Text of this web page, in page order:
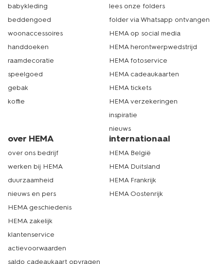
babykleding
beddengoed
woonaccessoires
handdoeken
raamdecoratie
speelgoed
gebak
koffie
lees onze folders
folder via Whatsapp ontvangen
HEMA op social media
HEMA herontwerpwedstrijd
HEMA fotoservice
HEMA cadeaukaarten
HEMA tickets
HEMA verzekeringen
inspiratie
nieuws
over HEMA
over ons bedrijf
werken bij HEMA
duurzaamheid
nieuws en pers
HEMA geschiedenis
HEMA zakelijk
klantenservice
actievoorwaarden
saldo cadeaukaart opvragen
internationaal
HEMA België
HEMA Duitsland
HEMA Frankrijk
HEMA Oostenrijk